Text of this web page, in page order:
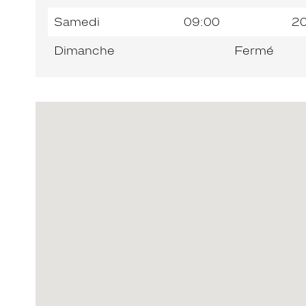
Samedi 09:00
Dimanche Fermé